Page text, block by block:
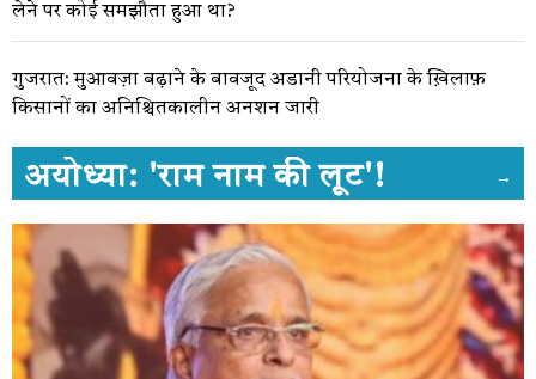
लेने पर कोई समझौता हुआ था?
गुजरात: मुआवज़ा बढ़ाने के बावजूद अडानी परियोजना के ख़िलाफ़
किसानों का अनिश्चितकालीन अनशन जारी
अयोध्या: 'राम नाम की लूट'! →